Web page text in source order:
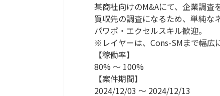
某商社向けのM&Aにて、企業調査
買収先の調査になるため、単純な
パワポ・エクセルスキル歓迎。
※レイヤーは、Cons-SMまで幅広
【稼働率】
80% 〜 100%
【案件期間】
2024/12/03 〜 2024/12/13